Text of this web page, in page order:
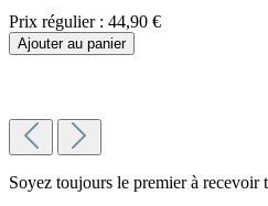
Prix régulier : 44,90 €
Ajouter au panier
Soyez toujours le premier à recevoir